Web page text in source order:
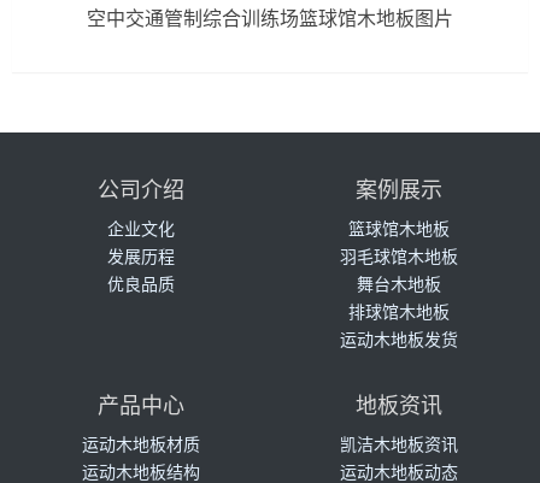
空中交通管制综合训练场篮球馆木地板图片
公司介绍
企业文化
发展历程
优良品质
案例展示
篮球馆木地板
羽毛球馆木地板
舞台木地板
排球馆木地板
运动木地板发货
产品中心
运动木地板材质
运动木地板结构
地板资讯
凯洁木地板资讯
运动木地板动态